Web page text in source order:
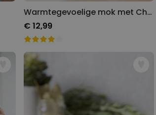
Warmtegevoelige mok met Cheshire Cat
€ 12,99